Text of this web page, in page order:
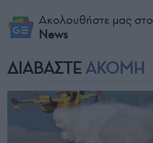
Ακολουθήστε μας στο
News
ΔΙΑΒΑΣΤΕ ΑΚΟΜΗ